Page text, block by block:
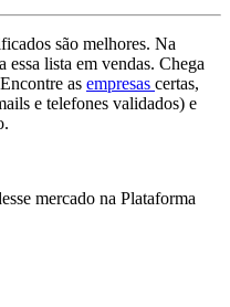
são melhores. Na
lista em vendas. Chega
as empresas certas,
e telefones validados) e
mercado na Plataforma